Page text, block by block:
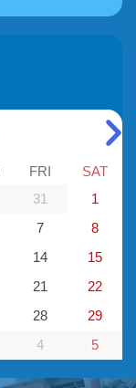
FRI
SAT
31
1
7
8
14
15
21
22
28
29
4 5